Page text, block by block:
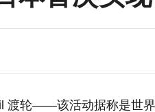
渡轮——该活动据称是世